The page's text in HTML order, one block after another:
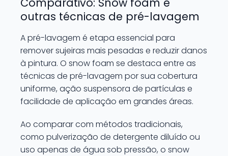
outras técnicas de pré-lavagem
A pré-lavagem é etapa essencial para
remover sujeiras mais pesadas e reduzir danos
à pintura. O snow foam se destaca entre as
técnicas de pré-lavagem por sua cobertura
uniforme, ação suspensora de partículas e
facilidade de aplicação em grandes áreas.
Ao comparar com métodos tradicionais,
como pulverização de detergente diluído ou
uso apenas de água sob pressão, o snow